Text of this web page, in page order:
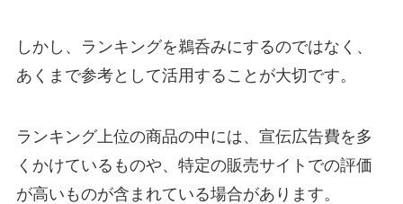
しかし、ランキングを鵜呑みにするのではなく、
あくまで参考として活用することが大切です。
ランキング上位の商品の中には、宣伝広告費を多
くかけているものや、特定の販売サイトでの評価
が高いものが含まれている場合があります。